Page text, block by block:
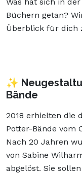
Büchern getan?
Überblick für dich
✨
Bände
2018 erhielten die
Potter-Bände vom
Nach 20 Jahren
von Sabine
abgelöst. Sie